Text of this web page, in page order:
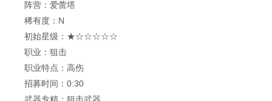
阵营：爱蕾塔
稀有度：N
初始星级：★☆☆☆☆☆
职业：狙击
职业特点：高伤
招募时间：0:30